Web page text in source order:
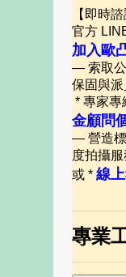
【即時
官方
加入歐
— 索取公
保固與派
* 專家專
金顧問
— 營造標
度拍攝服
或 * 線
專業